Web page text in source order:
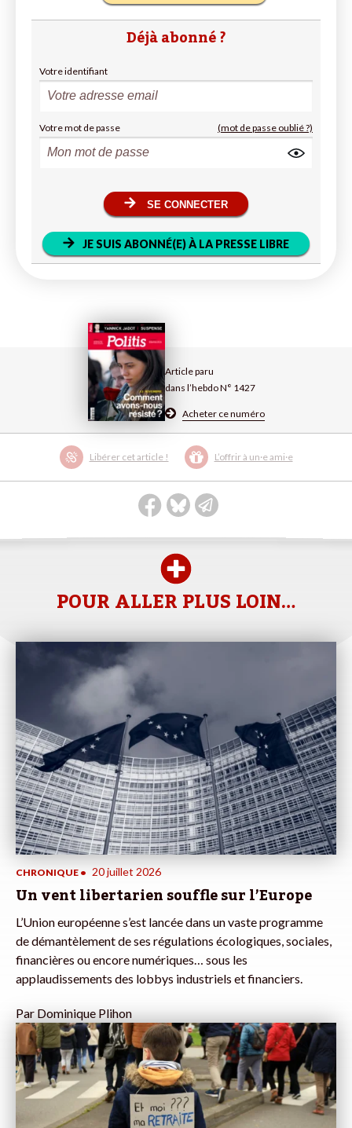
Article paru
dans l’hebdo N° 1427
Acheter ce numéro
Libérer cet article ! L’offrir à un·e ami·e
Déjà abonné ?
Votre identifiant
Votre mot de passe (mot de passe oublié ?)
SE CONNECTER
JE SUIS ABONNÉ(E) À LA PRESSE LIBRE
POUR ALLER PLUS LOIN…
CHRONIQUE • 20 juillet 2026
Un vent libertarien souffle sur l’Europe
L’Union européenne s’est lancée dans un vaste programme
de démantèlement de ses régulations écologiques, sociales,
financières ou encore numériques… sous les
applaudissements des lobbys industriels et financiers.
Par Dominique Plihon